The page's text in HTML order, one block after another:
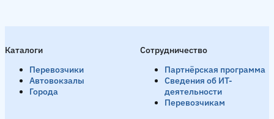
Каталоги
Перевозчики
Автовокзалы
Города
Сотрудничество
Партнёрская программа
Сведения об ИТ-
деятельности
Перевозчикам